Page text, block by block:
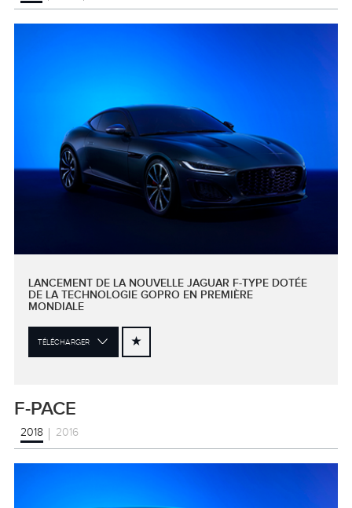
e
LANCEMENT DE LA NOUVELLE JAGUAR F-TYPE DOTÉE
DE LA TECHNOLOGIE GOPRO EN PREMIÈRE
MONDIALE
TÉLÉCHARGER
F-PACE
2018 2016